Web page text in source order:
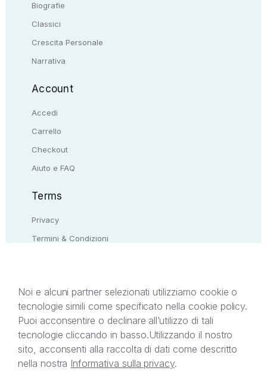
Biografie
Classici
Crescita Personale
Narrativa
Account
Accedi
Carrello
Checkout
Aiuto e FAQ
Terms
Privacy
Termini & Condizioni
Il presente sito web è di proprietà di StreetLib S.r.l.
C.F. e P.IVA 05338720963. StreetLib S.r.l. è
titolare di tutti i diritti di proprietà intellettuale
afferenti ai marchi, loghi e segni distintivi presenti
sul sito web. Si invita l’utente a prendere visione
Noi e alcuni partner selezionati utilizziamo cookie o
tecnologie simili come specificato nella cookie policy.
Puoi acconsentire o declinare all’utilizzo di tali
tecnologie cliccando in basso.Utilizzando il nostro
sito, acconsenti alla raccolta di dati come descritto
nella nostra Informativa sulla privacy.